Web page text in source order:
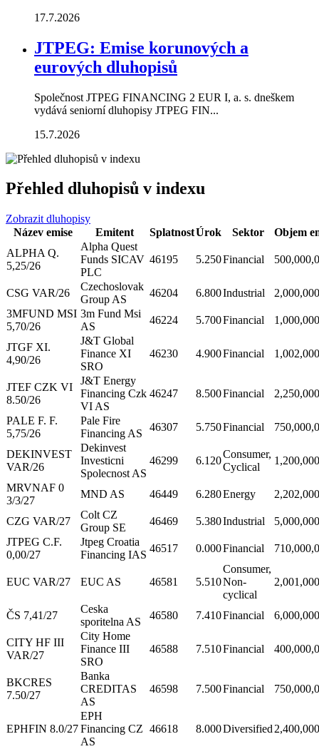
17.7.2026
JTPEG: Emise korunových a
eurových dluhopisů
Společnost JTPEG FINANCING 2 EUR I, a. s. dneškem
vydává seniorní dluhopisy JTPEG FIN...
15.7.2026
Přehled dluhopisů v indexu
Zobrazit dluhopisy
Název emise
Emitent SplatnostÚrok Sektor
Objem
ALPHA Q.
5,25/26
Alpha Quest
Funds SICAV
PLC
46195 5.250Financial
CSG VAR/26
Czechoslovak
Group AS
46204 6.800Industrial
3MFUND MSI
5,70/26
3m Fund Msi
AS
46224 5.700Financial
JTGF XI.
4,90/26
J&T Global
Finance XI
SRO
46230 4.900Financial
JTEF CZK VI
8.50/26
J&T Energy
Financing Czk
VI AS
46247 8.500Financial
PALE F. F.
5,75/26
Pale Fire
Financing AS
46307 5.750Financial
DEKINVEST
VAR/26
Dekinvest
Investicni
Spolecnost AS
46299 6.120
Consumer,
Cyclical
MRVNAF 0
3/3/27
MND AS 46449 6.280Energy
CZG VAR/27
Colt CZ
Group SE
46469 5.380Industrial
JTPEG C.F.
0,00/27
Jtpeg Croatia
Financing IAS
46517 0.000Financial
EUC VAR/27 EUC AS 46581 5.510
Consumer,
Non-
cyclical
ČS 7,41/27
Ceska
sporitelna AS
46580 7.410Financial
CITY HF III
VAR/27
City Home
Finance III
SRO
46588 7.510Financial
BKCRES
7.50/27
Banka
CREDITAS
AS
46598 7.500Financial
EPHFIN 8.0/27
EPH
Financing CZ
AS
46618 8.000Diversified